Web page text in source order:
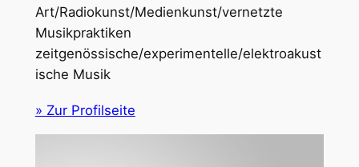
Art/Radiokunst/Medienkunst/vernetzte
Musikpraktiken
zeitgenössische/experimentelle/elektroakust
ische Musik
» Zur Profilseite